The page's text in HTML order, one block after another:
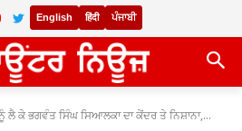
English हिंदी ਪੰਜਾਬੀ
ਕੇ ਭਗਵੰਤ ਸਿੰਘ ਸਿਆਲਕਾ ਦਾ ਕੇਂਦਰ ਤੇ ਨਿਸ਼ਾਨਾ,...